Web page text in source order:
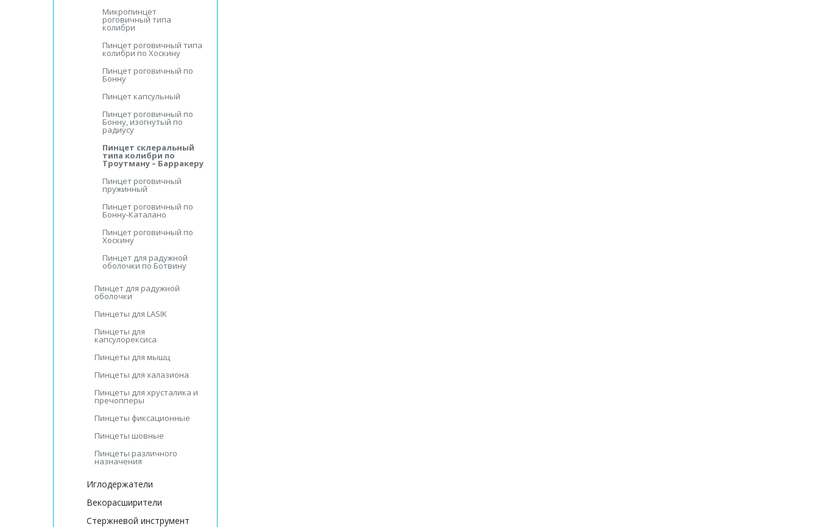
Микропинцет
роговичный типа
колибри
Пинцет роговичный типа
колибри по Хоскину
Пинцет роговичный по
Бонну
Пинцет капсульный
Пинцет роговичный по
Бонну, изогнутый по
радиусу
Пинцет склеральный
типа колибри по
Троутману – Барракеру
Пинцет роговичный
пружинный
Пинцет роговичный по
Бонну-Каталано
Пинцет роговичный по
Хоскину
Пинцет для радужной
оболочки по Ботвину
Пинцет для радужной
оболочки
Пинцеты для LASIK
Пинцеты для
капсулорексиса
Пинцеты для мышц
Пинцеты для халазиона
Пинцеты для хрусталика и
пречопперы
Пинцеты фиксационные
Пинцеты шовные
Пинцеты различного
назначения
Иглодержатели
Векорасширители
Стержневой инструмент